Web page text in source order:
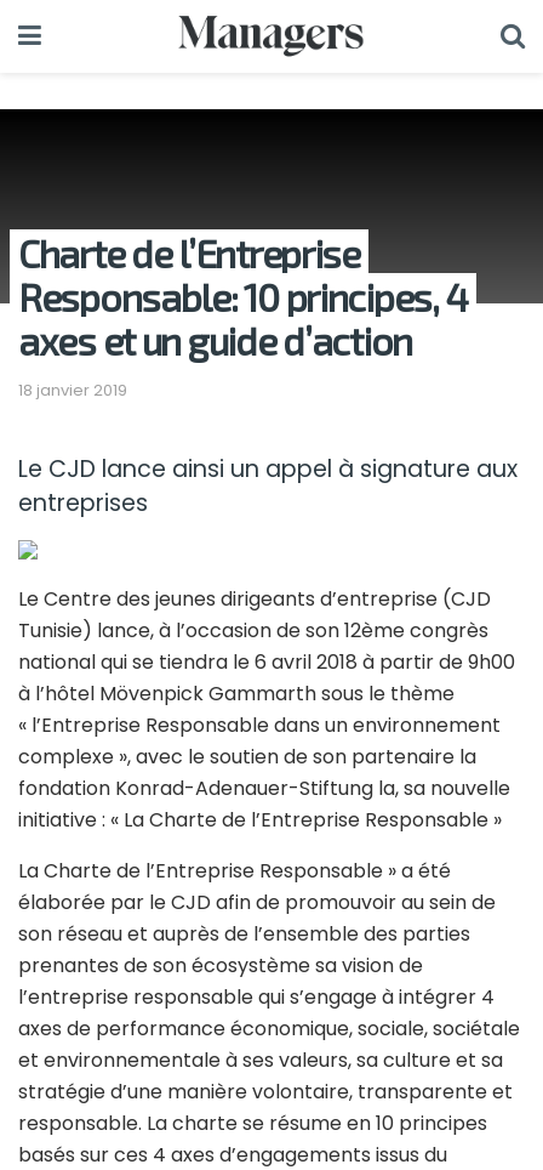
Charte de l’Entreprise
Responsable: 10 principes, 4
axes et un guide d’action
18 janvier 2019
Le CJD lance ainsi un appel à signature aux
entreprises
Le Centre des jeunes dirigeants d’entreprise (CJD
Tunisie) lance, à l’occasion de son 12ème congrès
national qui se tiendra le 6 avril 2018 à partir de 9h00
à l’hôtel Mövenpick Gammarth sous le thème
« l’Entreprise Responsable dans un environnement
complexe », avec le soutien de son partenaire la
fondation Konrad-Adenauer-Stiftung la, sa nouvelle
initiative : « La Charte de l’Entreprise Responsable »
La Charte de l’Entreprise Responsable » a été
élaborée par le CJD afin de promouvoir au sein de
son réseau et auprès de l’ensemble des parties
prenantes de son écosystème sa vision de
l’entreprise responsable qui s’engage à intégrer 4
axes de performance économique, sociale, sociétale
et environnementale à ses valeurs, sa culture et sa
stratégie d’une manière volontaire, transparente et
responsable. La charte se résume en 10 principes
basés sur ces 4 axes d’engagements issus du